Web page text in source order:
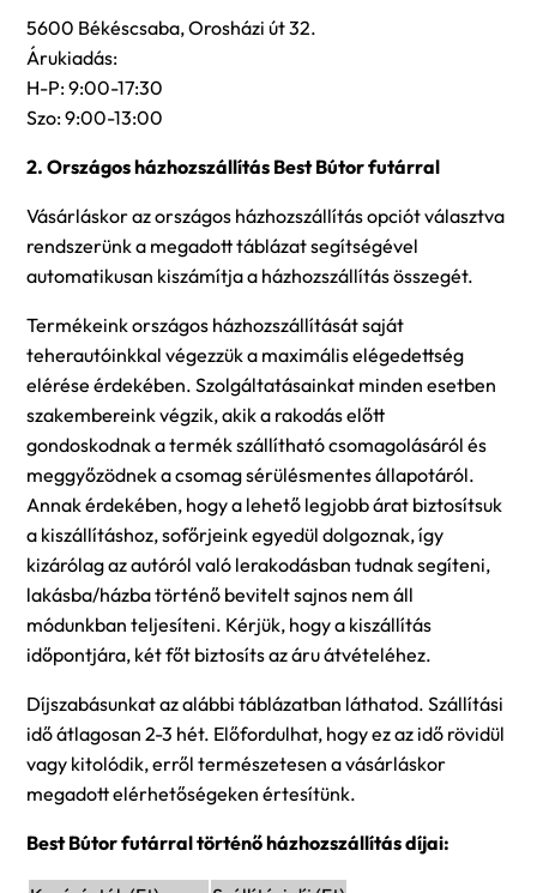
5600 Békéscsaba, Orosházi út 32.
Árukiadás:
H-P: 9:00-17:30
Szo: 9:00-13:00
2. Országos házhozszállítás Best Bútor futárral
Vásárláskor az országos házhozszállítás opciót választva
rendszerünk a megadott táblázat segítségével
automatikusan kiszámítja a házhozszállítás összegét.
Termékeink országos házhozszállítását saját
teherautóinkkal végezzük a maximális elégedettség
elérése érdekében. Szolgáltatásainkat minden esetben
szakembereink végzik, akik a rakodás előtt
gondoskodnak a termék szállítható csomagolásáról és
meggyőzödnek a csomag sérülésmentes állapotáról.
Annak érdekében, hogy a lehető legjobb árat biztosítsuk
a kiszállításhoz, sofőrjeink egyedül dolgoznak, így
kizárólag az autóról való lerakodásban tudnak segíteni,
lakásba/házba történő bevitelt sajnos nem áll
módunkban teljesíteni. Kérjük, hogy a kiszállítás
időpontjára, két főt biztosíts az áru átvételéhez.
Díjszabásunkat az alábbi táblázatban láthatod. Szállítási
idő átlagosan 2-3 hét. Előfordulhat, hogy ez az idő rövidül
vagy kitolódik, erről természetesen a vásárláskor
megadott elérhetőségeken értesítünk.
Best Bútor futárral történő házhozszállítás díjai: